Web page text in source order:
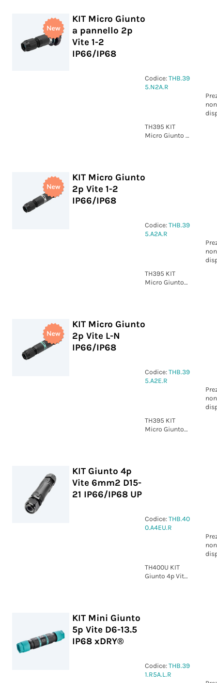
KIT Micro Giunto
a pannello 2p
Vite 1-2
IP66/IP68
Codice:THB.39
5.N2A.R
non
TH395 KIT
Micro Giunto a
KIT Micro Giunto
2p Vite 1-2
IP66/IP68
Codice:THB.39
5.A2A.R
non
TH395 KIT
Micro Giunto
KIT Micro Giunto
2p Vite L-N
IP66/IP68
Codice:THB.39
5.A2E.R
non
TH395 KIT
Micro Giunto
KIT Giunto 4p
Vite 6mm2 D15-
21 IP66/IP68 UP
Codice:THB.40
0.A4EU.R
non
TH400U KIT
Giunto 4p Vite
KIT Mini Giunto
5p Vite D6-13.5
IP68 xDRY®
Codice:THB.39
1.R5A.L.R